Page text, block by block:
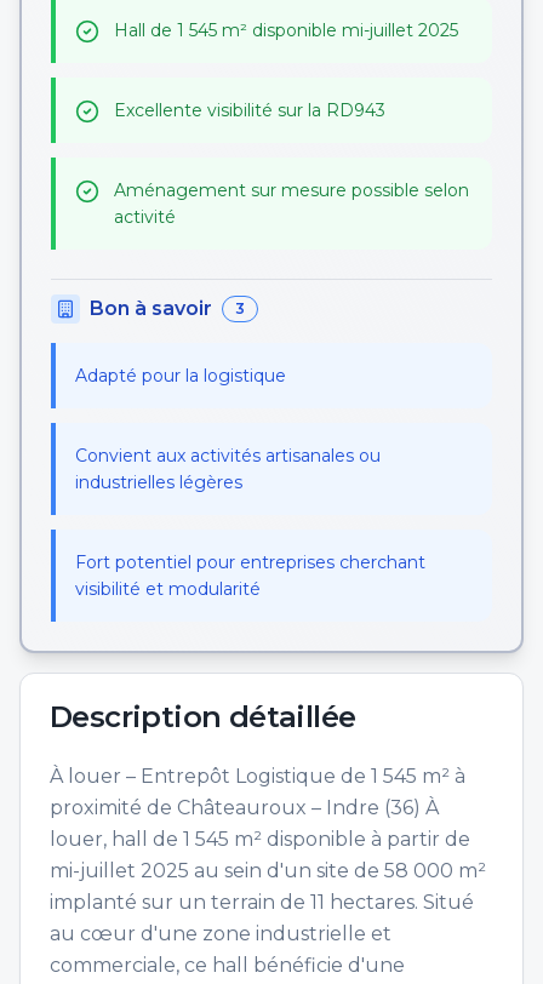
Hall de 1 545 m² disponible mi-juillet 2025
Excellente visibilité sur la RD943
Aménagement sur mesure possible selon
activité
Bon à savoir 3
Adapté pour la logistique
Convient aux activités artisanales ou
industrielles légères
Fort potentiel pour entreprises cherchant
visibilité et modularité
Description détaillée
À louer – Entrepôt Logistique de 1 545 m² à
proximité de Châteauroux – Indre (36) À
louer, hall de 1 545 m² disponible à partir de
mi-juillet 2025 au sein d'un site de 58 000 m²
implanté sur un terrain de 11 hectares. Situé
au cœur d'une zone industrielle et
commerciale, ce hall bénéficie d'une